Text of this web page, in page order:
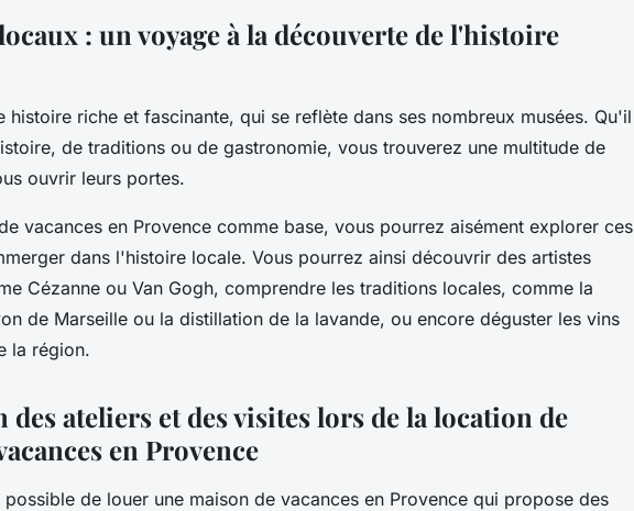
: un voyage à la découverte de l'histoire
histoire riche et fascinante, qui se reflète dans ses nombreux musées. Qu'il
de traditions ou de gastronomie, vous trouverez une multitude de
ouvrir leurs portes.
vacances en Provence comme base, vous pourrez aisément explorer ces
dans l'histoire locale. Vous pourrez ainsi découvrir des artistes
Cézanne ou Van Gogh, comprendre les traditions locales, comme la
de Marseille ou la distillation de la lavande, ou encore déguster les vins
la région.
ateliers et des visites lors de la location de
en Provence
de louer une maison de vacances en Provence qui propose des